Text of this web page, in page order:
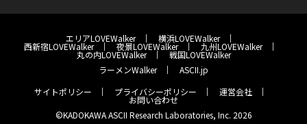
エリアLOVEWalker 横浜LOVEWalker
西新宿LOVEWalker 夜景LOVEWalker 九州LOVEWalker
丸の内LOVEWalker
戦国LOVEWalker
ラーメンWalker
ASCII.jp
サイトポリシー
プライバシーポリシー 運営会社
お問い合わせ
©KADOKAWA ASCII Research Laboratories, Inc. 2026